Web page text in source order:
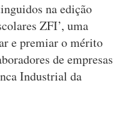
na edição
ZFI’, uma
e premiar o mérito
de empresas
Industrial da